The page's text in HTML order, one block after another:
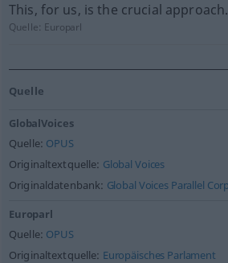
This, for us, is the crucial approach.
Quelle: Europarl
Quelle
GlobalVoices
Quelle: OPUS
Originaltextquelle: Global Voices
Originaldatenbank: Global Voices Parallel
Europarl
Quelle: OPUS
Originaltextquelle: Europäisches Parlament